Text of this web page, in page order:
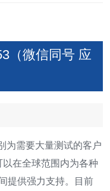
（微信同号 应
为需要大量测试的客户
在全球范围内为各种
提供强力支持。目前